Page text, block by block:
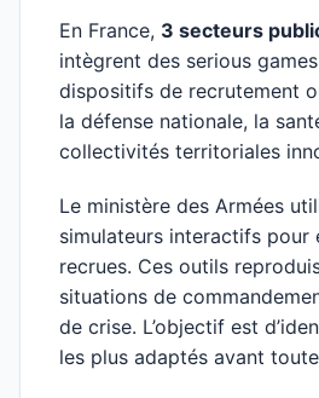
En France, 3 secteurs
intègrent des serious
dispositifs de recrutement
la défense nationale, la
collectivités territoriales
Le ministère des Armées
simulateurs interactifs pour
recrues. Ces outils
situations de
de crise. L’objectif est
les plus adaptés avant